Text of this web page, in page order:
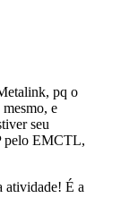
pq o
e
seu
pelo EMCTL,
atividade! É a